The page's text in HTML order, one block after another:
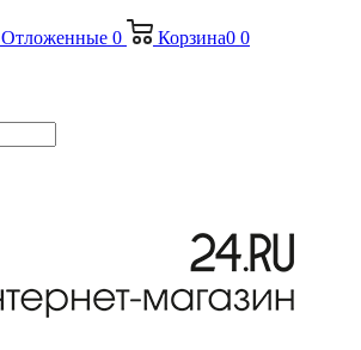
Отложенные 0 Корзина0 0